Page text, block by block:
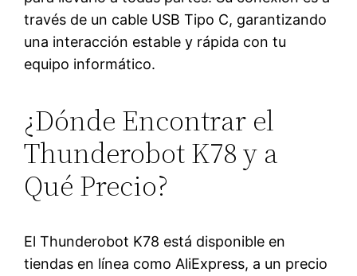
través de un cable USB Tipo C, garantizando
una interacción estable y rápida con tu
equipo informático.
¿Dónde Encontrar el
Thunderobot K78 y a
Qué Precio?
El Thunderobot K78 está disponible en
tiendas en línea como AliExpress, a un precio